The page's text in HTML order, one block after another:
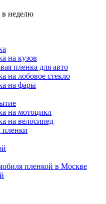
в неделю
на кузов
пленка для авто
на лобовое стекло
на фары
на мотоцикл
на велосипед
пленкой в Москве